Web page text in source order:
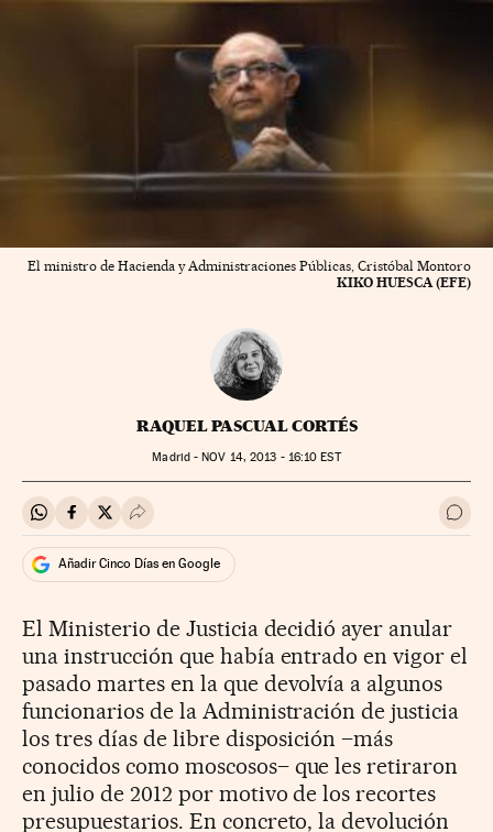
El ministro de Hacienda y Administraciones Públicas, Cristóbal Montoro
KIKO HUESCA (EFE)
RAQUEL PASCUAL CORTÉS
Madrid -NOV 14, 2013 - 16:10 EST
Compartir en Whatsapp
Compartir en Facebook
Compartir en Twitter
Desplegar Redes Sociales Ir a
Añadir Cinco Días en Google
El Ministerio de Justicia decidió ayer anular
una instrucción que había entrado en vigor el
pasado martes en la que devolvía a algunos
funcionarios de la Administración de justicia
los tres días de libre disposición –más
conocidos como moscosos– que les retiraron
en julio de 2012 por motivo de los recortes
presupuestarios. En concreto, la devolución